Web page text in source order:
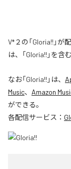
V*２の「Gloria!!」
は、「Gloria!!」を含
なお「Gloria!! 」は、
Music、 Amazon
ができる。
各配信サービス：